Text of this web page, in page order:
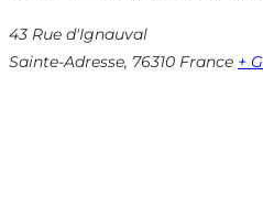
43 Rue d'Ignauval
Sainte-Adresse, 76310 France +